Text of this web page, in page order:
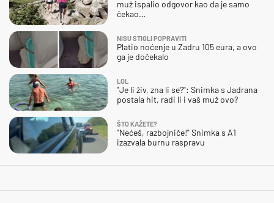
muž ispalio odgovor kao da je samo
čekao…
NISU STIGLI POPRAVITI
Platio noćenje u Zadru 105 eura, a ovo
ga je dočekalo
LOL
"Je li živ, zna li se?": Snimka s Jadrana
postala hit, radi li i vaš muž ovo?
ŠTO KAŽETE?
"Nećeš, razbojniče!" Snimka s A1
izazvala burnu raspravu